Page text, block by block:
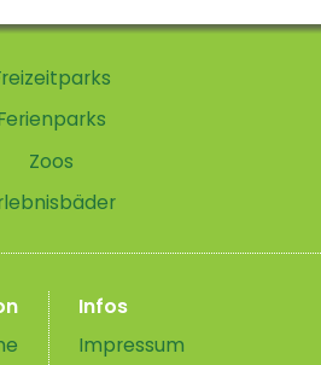
Zoos
Infos
Impressum